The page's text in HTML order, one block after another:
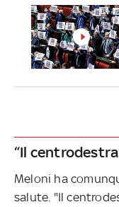
“Il
Meloni ha
salute. "Il